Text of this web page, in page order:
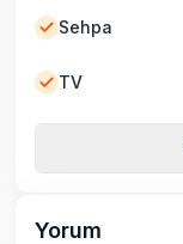
Sehpa
TV
Yorum